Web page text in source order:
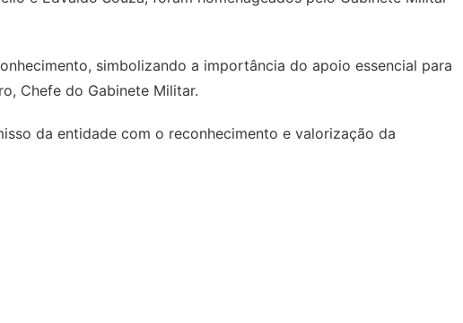
simbolizando a importância do apoio essencial para
Chefe do Gabinete Militar.
da entidade com o reconhecimento e valorização da